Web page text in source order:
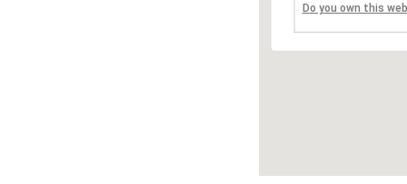
Do you own this